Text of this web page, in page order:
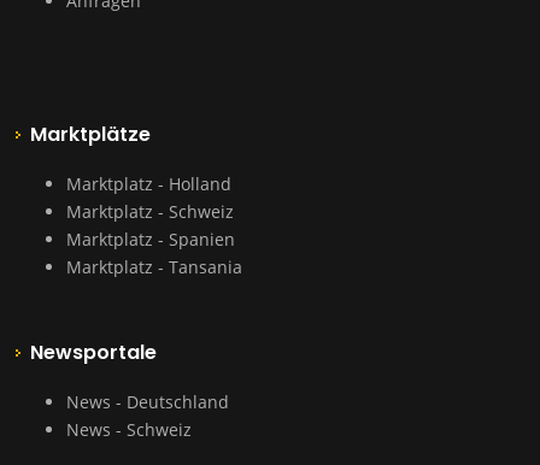
Marktplätze
Marktplatz - Holland
Marktplatz - Schweiz
Marktplatz - Spanien
Marktplatz - Tansania
Newsportale
News - Deutschland
News - Schweiz